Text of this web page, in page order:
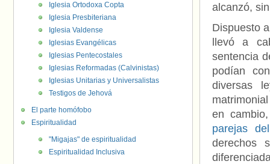
alcanzó,
Dispuesto
llevó a
sentencia
podían
diversas
en
parejas
derechos
Iglesia Ortodoxa Copta
Iglesia Presbiteriana
Iglesia Valdense
Iglesias Evangélicas
Iglesias Pentecostales
Iglesias Reformadas (Calvinistas)
Iglesias Unitarias y Universalistas
Testigos de Jehová
El parte homófobo
Espiritualidad
"Migajas" de espiritualidad
Espiritualidad Inclusiva